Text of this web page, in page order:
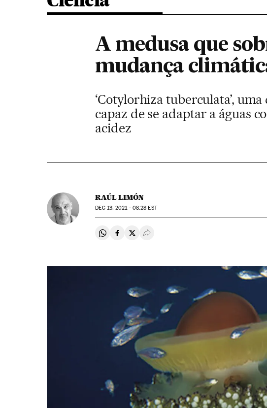
A medusa que
mudança
‘Cotylorhiza tuberculata’,
capaz de se adaptar a águas
acidez
RAÚL LIMÓN
DEC13, 2021 - 08:28 EST
Compartir en Whatsapp
Compartir en Facebook
Compartir en Twitter
Desplegar Redes Sociales